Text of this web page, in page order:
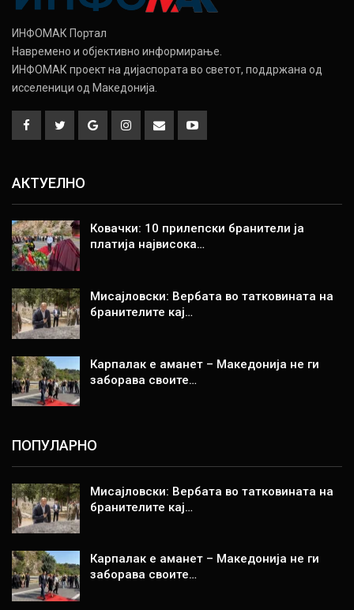
ИНФОМАК Портал
Навремено и објективно информирање.
ИНФОМАК проект на дијаспората во светот, поддржана од
исселеници од Македонија.
АКТУЕЛНО
Ковачки: 10 прилепски бранители ја
платија највисока…
Мисајловски: Вербата во татковината на
бранителите кај…
Карпалак е аманет – Македонија не ги
заборава своите…
ПОПУЛАРНО
Мисајловски: Вербата во татковината на
бранителите кај…
Карпалак е аманет – Македонија не ги
заборава своите…